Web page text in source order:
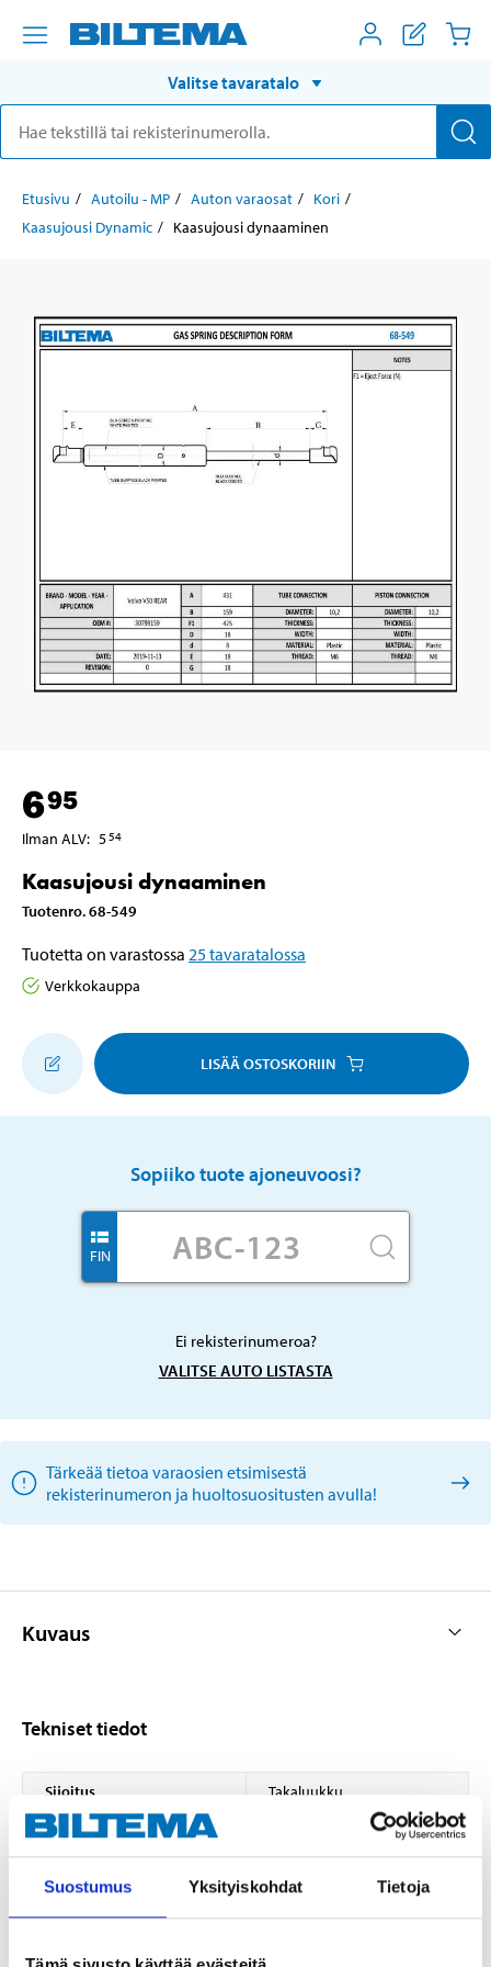
Suostumus Yksityiskohdat Tietoja
Valitse tavaratalo
Etusivu Autoilu - MP Auton varaosat
Kori
Kaasujousi Dynamic
Kaasujousi dynaaminen
695
Ilman ALV: 554
Kaasujousi dynaaminen
Tuotenro.68-549
Tuotetta on varastossa 25tavaratalossa
Verkkokauppa
LISÄÄ OSTOSKORIIN
Sopiiko tuote ajoneuvoosi?
FIN
Ei rekisterinumeroa?
VALITSE AUTO LISTASTA
Tärkeää tietoa varaosien etsimisestä
rekisterinumeron ja huoltosuositusten avulla!
Kuvaus
Tekniset tiedot
Sijoitus
Takaluukku
Pituus